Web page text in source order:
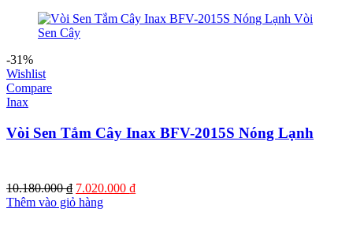
13.560.000 ₫. là:
-31%
Wishlist
Compare
Inax
Vòi Sen Tắm Cây Inax BFV-2015S Nóng Lạnh
10.180.000₫ Giá
gốc
7.020.000 ₫Giá
Thêm vào giỏ hàng